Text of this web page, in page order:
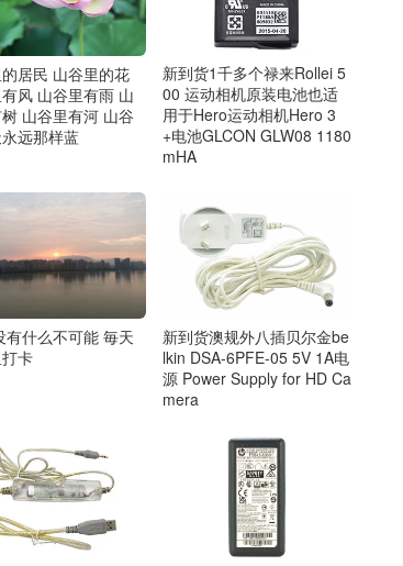
居民 山谷里的花
风 山谷里有雨 山
山谷里有河 山谷
远那样蓝
新到货1千多个禄来Rollei 5
00 运动相机原装电池也适
用于Hero运动相机Hero 3
+电池GLCON GLW08 1180
mHA
有什么不可能 毎天
卡
新到货澳规外八插贝尔金be
lkin DSA-6PFE-05 5V 1A电
源 Power Supply for HD Ca
mera